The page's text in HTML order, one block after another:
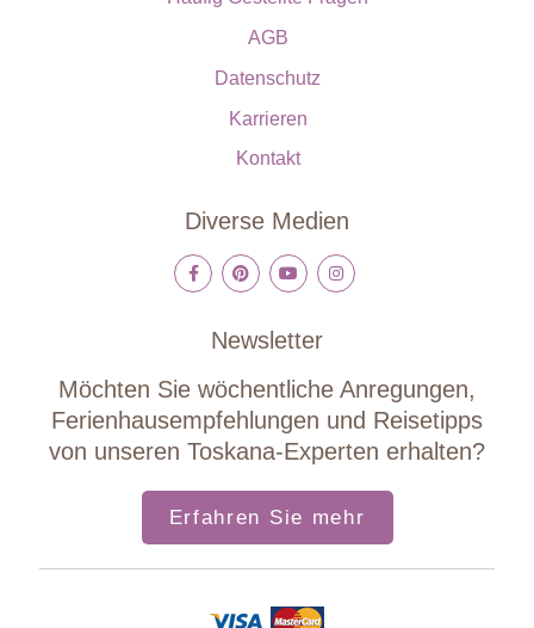
AGB
Datenschutz
Karrieren
Kontakt
Diverse Medien
Newsletter
Möchten Sie wöchentliche Anregungen,
Ferienhausempfehlungen und Reisetipps
von unseren Toskana-Experten erhalten?
Erfahren Sie mehr